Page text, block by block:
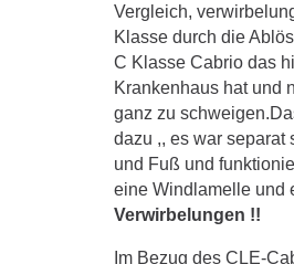
Den EQE500 SUV
an eine S-Klasse,
Mit dem CLA
Ich habe über
C63SE, ehrlich
Es besteht absolut
Vergleich,
Klasse durch die
C Klasse Cabrio das
Krankenhaus hat und
ganz zu
dazu ,, es war separat
und Fuß und
eine Windlamelle und
Verwirbelungen !!
Im Bezug des CLE-